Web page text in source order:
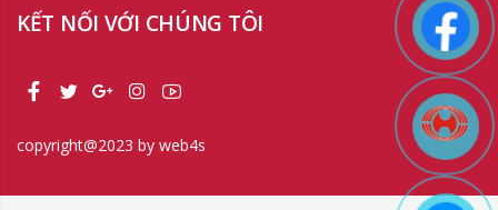
KẾT NỐI VỚI CHÚNG TÔI
copyright@2023 by web4s